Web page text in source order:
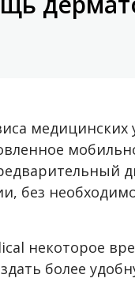
медицинских
без
некоторое
более